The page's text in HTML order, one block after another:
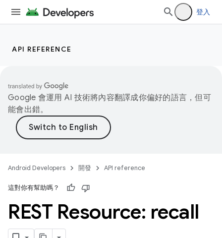
登入
API REFERENCE
Google 會運用 AI 技術將內容翻譯成你偏好的語言，但可
能會出錯。
Android Developers 開發 API reference
這對你有幫助嗎？
REST Resource: recall